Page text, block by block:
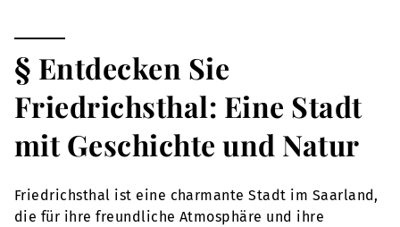
§ Entdecken Sie
Friedrichsthal: Eine Stadt
mit Geschichte und Natur
Friedrichsthal ist eine charmante Stadt im Saarland,
die für ihre freundliche Atmosphäre und ihre